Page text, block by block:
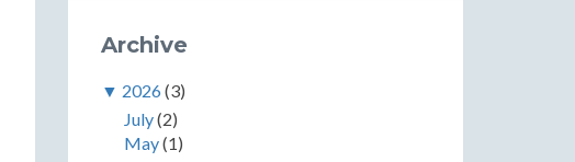
Archive
▼ 2026(3)
July(2)
May(1)